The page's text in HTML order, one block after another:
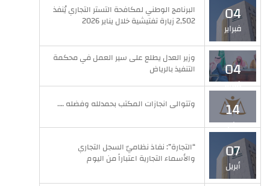
04
فبراير
البرنامج الوطني لمكافحة التستر التجاري يُنفذ
2,502 زيارة تفتيشية خلال يناير 2026
04
فبراير
وزير العدل يطلع على سير العمل في محكمة
التنفيذ بالرياض
14
مايو
وتتوالى انجازات المكتب بحمدلله وفضله ….
07
أبريل
“التجارة”: نفاذ نظاميّ السجل التجاري
والأسماء التجارية اعتباراً من اليوم